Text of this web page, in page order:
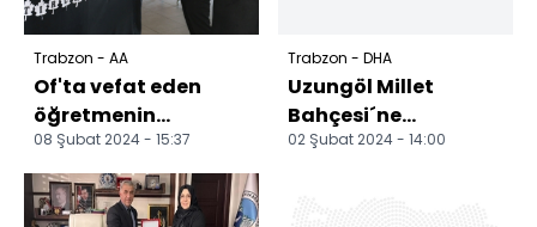
Trabzon - AA
Of'ta vefat eden
öğretmenin
cenazesi defnedildi
08 Şubat 2024 - 15:37
Trabzon - DHA
Uzungöl Millet
Bahçesi´ne
`yürütmeyi
02 Şubat 2024 - 14:00